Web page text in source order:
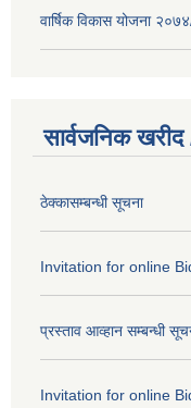
वार्षिक विकास योजना
सार्वजनिक
ठेक्कासम्बन्धी सूचना
Invitation for online
प्रस्ताव आव्हान सम्बन्धी
Invitation for online